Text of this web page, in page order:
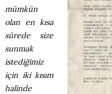
mümkün
olan en kısa
sürede size
sunmak
istediğimiz
için iki kısım
halinde